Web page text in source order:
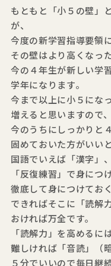
もともと「小５の壁」
が、
今度の新学習指導要領に
その壁はより高くなっ
今の４年生が新しい学
学年になります。
今まで以上に小５にな
増えると思いますので、
今のうちにしっかりと
固めておいた方がいい
国語でいえば「漢字」
「反復練習」で身につ
徹底して身につけてお
できればそこに「読解
おければ万全です。
「読解力」を高めるに
難しければ「音読」（
５分でいいので毎日継